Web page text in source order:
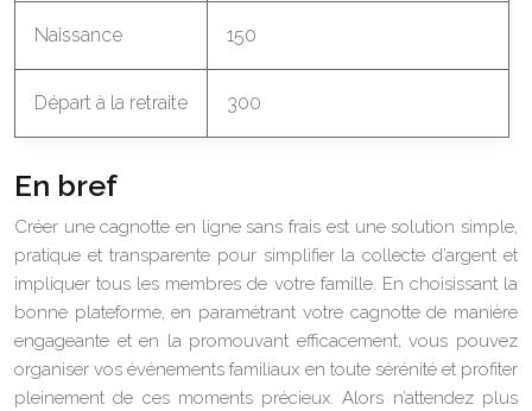
Naissance 150
Départ à la retraite 300
En bref
Créer une cagnotte en ligne sans frais est une solution simple,
pratique et transparente pour simplifier la collecte d’argent et
impliquer tous les membres de votre famille. En choisissant la
bonne plateforme, en paramétrant votre cagnotte de manière
engageante et en la promouvant efficacement, vous pouvez
organiser vos événements familiaux en toute sérénité et profiter
pleinement de ces moments précieux. Alors n’attendez plus